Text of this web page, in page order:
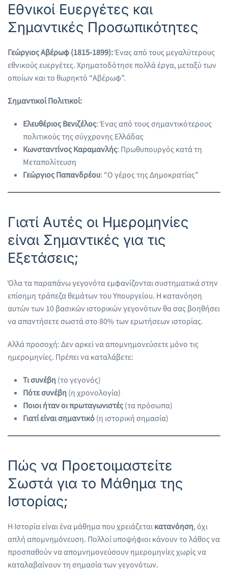
Εθνικοί Ευεργέτες και
Σημαντικές Προσωπικότητες
Γεώργιος Αβέρωφ (1815-1899):Ένας από τους μεγαλύτερους
εθνικούς ευεργέτες. Χρηματοδότησε πολλά έργα, μεταξύ των
οποίων και το θωρηκτό “Αβέρωφ”.
Σημαντικοί Πολιτικοί:
Ελευθέριος Βενιζέλος: Ένας από τους σημαντικότερους
πολιτικούς της σύγχρονης Ελλάδας
Κωνσταντίνος Καραμανλής: Πρωθυπουργός κατά τη
Μεταπολίτευση
Γεώργιος Παπανδρέου: “Ο γέρος της Δημοκρατίας”
Γιατί Αυτές οι Ημερομηνίες
είναι Σημαντικές για τις
Εξετάσεις;
Όλα τα παραπάνω γεγονότα εμφανίζονται συστηματικά στην
επίσημη τράπεζα θεμάτων του Υπουργείου. Η κατανόηση
αυτών των 10 βασικών ιστορικών γεγονότων θα σας βοηθήσει
να απαντήσετε σωστά στο 80% των ερωτήσεων ιστορίας.
Αλλά προσοχή: Δεν αρκεί να απομνημονεύσετε μόνο τις
ημερομηνίες. Πρέπει να καταλάβετε:
Τι συνέβη (το γεγονός)
Πότε συνέβη (η χρονολογία)
Ποιοι ήταν οι πρωταγωνιστές(τα πρόσωπα)
Γιατί είναι σημαντικό(η ιστορική σημασία)
Πώς να Προετοιμαστείτε
Σωστά για το Μάθημα της
Ιστορίας;
Η Ιστορία είναι ένα μάθημα που χρειάζεταικατανόηση, όχι
απλή απομνημόνευση. Πολλοί υποψήφιοι κάνουν το λάθος να
προσπαθούν να απομνημονεύσουν ημερομηνίες χωρίς να
καταλαβαίνουν τη σημασία των γεγονότων.